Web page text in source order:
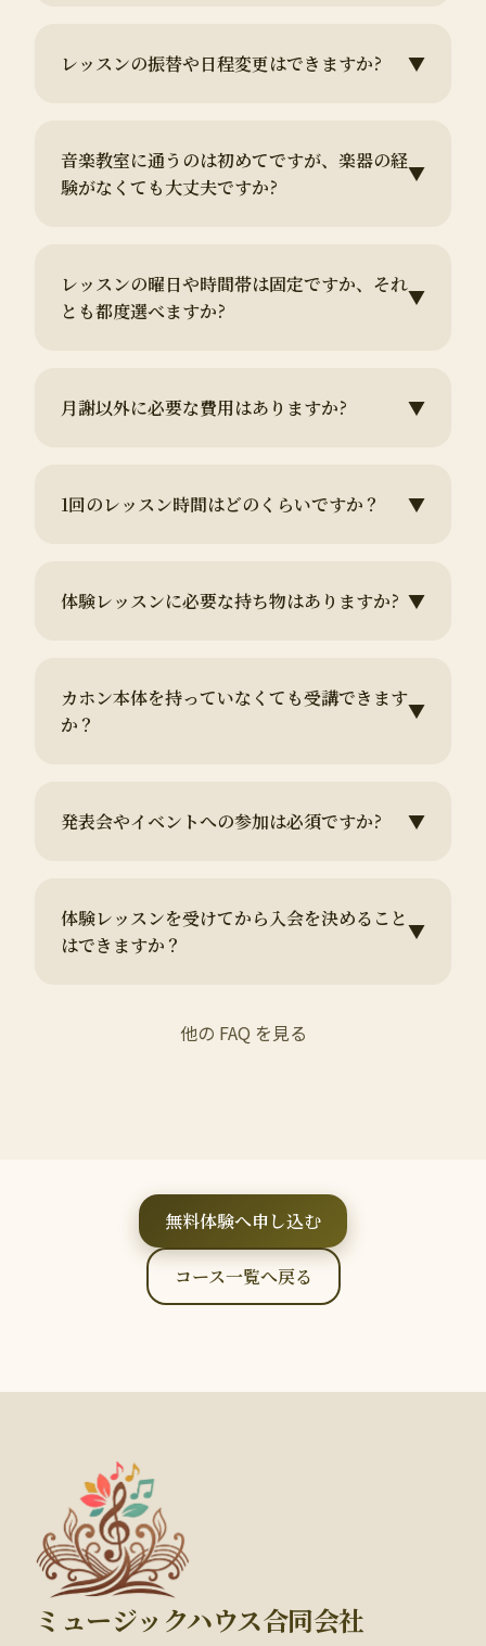
レッスンの振替や日程変更はできますか? ▼
音楽教室に通うのは初めてですが、楽器の経
験がなくても大丈夫ですか?
▼
レッスンの曜日や時間帯は固定ですか、それ
とも都度選べますか?
▼
月謝以外に必要な費用はありますか? ▼
1回のレッスン時間はどのくらいですか？ ▼
体験レッスンに必要な持ち物はありますか? ▼
カホン本体を持っていなくても受講できます
か？
▼
発表会やイベントへの参加は必須ですか? ▼
体験レッスンを受けてから入会を決めること
はできますか？
▼
他の FAQ を見る
無料体験へ申し込む
コース一覧へ戻る
ミュージックハウス合同会社